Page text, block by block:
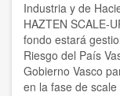
Industria y de
HAZTEN SCALE-
fondo estará
Riesgo del País
Gobierno Vasco
en la fase de scale